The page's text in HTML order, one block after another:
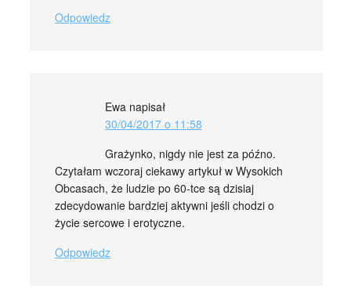
Odpowiedz
Ewa napisał
30/04/2017 o 11:58
Grażynko, nigdy nie jest za późno.
Czytałam wczoraj ciekawy artykuł w Wysokich
Obcasach, że ludzie po 60-tce są dzisiaj
zdecydowanie bardziej aktywni jeśli chodzi o
życie sercowe i erotyczne.
Odpowiedz